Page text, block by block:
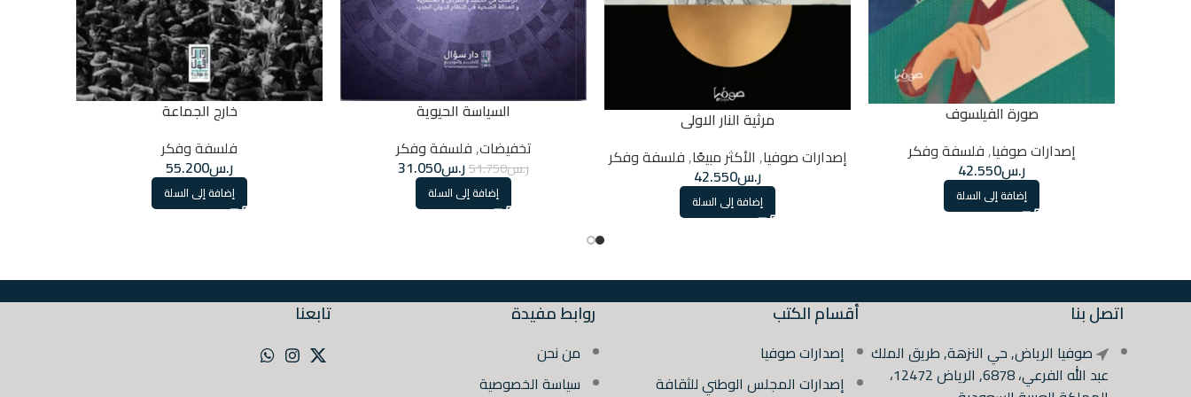
صورة الفيلسوف
إصدارات صوفيا,فلسفة وفكر
ر.س42.550
إضافة إلى السلة
مرثية النار الاولى
إصدارات صوفيا, الأكثر مبيعًا,فلسفة وفكر
ر.س42.550
إضافة إلى السلة
السياسة الحيوية
تخفيضات,فلسفة وفكر
ر.س51.750ر.س31.050
إضافة إلى السلة
خارج الجماعة
فلسفة وفكر
ر.س55.200
إضافة إلى السلة
اتصل بنا
صوفيا الرياض, حي النزهة, طريق الملك
عبد الله الفرعي، 6878, الرياض 12472،
أقسام الكتب
إصدارات صوفيا
إصدارات المجلس الوطني للثقافة
روابط مفيدة
من نحن
سياسة الخصوصية
تابعنا